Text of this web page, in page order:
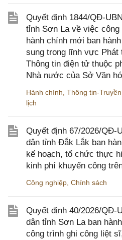
Quyết định 1844/QĐ-
tỉnh Sơn La về việc
hành chính mới ban
sung trong lĩnh vực Phát
Thông tin điện tử thuộc
Nhà nước của Sở Văn
Hành chính Thông tin-
lịch
Quyết định 67/2026/QĐ-
dân tỉnh Đắk Lắk ban
kế hoạch, tổ chức thực
kinh phí khuyến công
Công nghiệp Chính sách
Quyết định 40/2026/QĐ-
dân tỉnh Sơn La ban
công trình ghi công liệt